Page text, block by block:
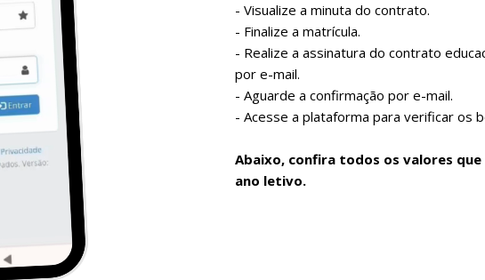
- Visualize a minuta do contrato.
- Finalize a matrícula.
- Realize a assinatura do contrato
por e-mail.
- Aguarde a confirmação por e-mail.
- Acesse a plataforma para verificar os
Abaixo, confira todos os valores
ano letivo.